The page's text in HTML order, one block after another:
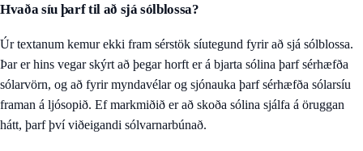
Hvaða síu þarf til að sjá sólblossa?
Úr textanum kemur ekki fram sérstök síutegund fyrir að sjá sólblossa.
Þar er hins vegar skýrt að þegar horft er á bjarta sólina þarf sérhæfða
sólarvörn, og að fyrir myndavélar og sjónauka þarf sérhæfða sólarsíu
framan á ljósopið. Ef markmiðið er að skoða sólina sjálfa á öruggan
hátt, þarf því viðeigandi sólvarnarbúnað.